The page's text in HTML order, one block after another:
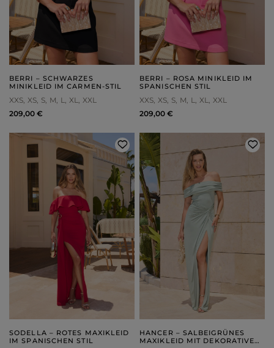
BERRI – SCHWARZES
MINIKLEID IM CARMEN-STIL
XXS XS S M L XL
XXL
209,00 €
BERRI – ROSA MINIKLEID IM
SPANISCHEN STIL
XXS XS S M L XL
XXL
209,00 €
SODELLA – ROTES MAXIKLEID
IM SPANISCHEN STIL
HANCER – SALBEIGRÜNES
MAXIKLEID MIT DEKORATIVER